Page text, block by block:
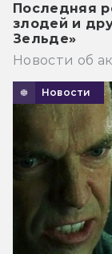
Последняя
злодей и
Зельде»
Новости об
Новости